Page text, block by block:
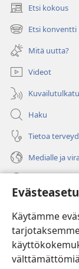
Käytämme
Etsi kokous
(avaa
uuden
ikkunan)
Etsi konventti
(avaa
uuden
ikkunan)
Mitä uutta?
Videot
Haku
Tietoa
Medialle ja
(avaa
uuden
ikkunan)Vartiotornin
(avaa
uuden
®